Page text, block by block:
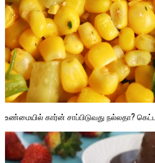
உண்மையில் கார்ன் சாப்பிடுவது நல்லதா?